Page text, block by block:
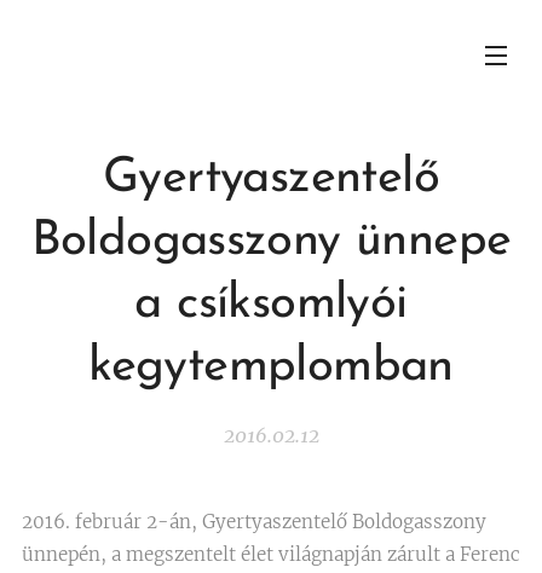
Gyertyaszentelő
Boldogasszony ünnepe
a csíksomlyói
kegytemplomban
2016.02.12
2016. február 2-án, Gyertyaszentelő Boldogasszony
ünnepén, a megszentelt élet világnapján zárult a Ferenc